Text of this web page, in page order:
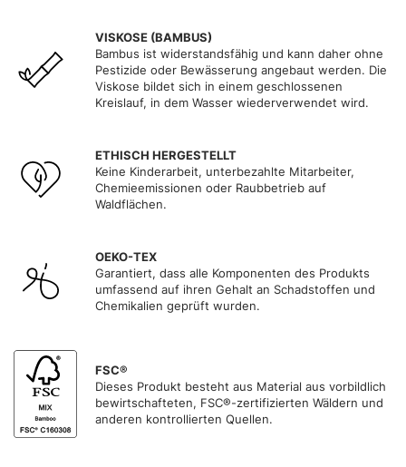
VISKOSE (BAMBUS)
Bambus ist widerstandsfähig und kann daher ohne
Pestizide oder Bewässerung angebaut werden. Die
Viskose bildet sich in einem geschlossenen
Kreislauf, in dem Wasser wiederverwendet wird.
ETHISCH HERGESTELLT
Keine Kinderarbeit, unterbezahlte Mitarbeiter,
Chemieemissionen oder Raubbetrieb auf
Waldflächen.
OEKO-TEX
Garantiert, dass alle Komponenten des Produkts
umfassend auf ihren Gehalt an Schadstoffen und
Chemikalien geprüft wurden.
FSC®
Dieses Produkt besteht aus Material aus vorbildlich
bewirtschafteten, FSC®-zertifizierten Wäldern und
anderen kontrollierten Quellen.